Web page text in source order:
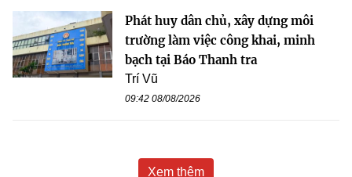
Phát huy dân chủ, xây dựng môi
trường làm việc công khai, minh
bạch tại Báo Thanh tra
Trí Vũ
09:42 08/08/2026
Xem thêm